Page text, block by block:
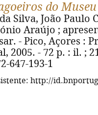
do
Silva, João Paulo
Araújo ;
- Pico, Açores :
2005. - 72 p. : il. ;
647-193-1
http://